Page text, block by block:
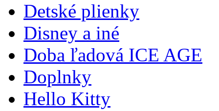
Detské plienky
Disney a iné
Doba ľadová ICE AGE
Doplnky
Hello Kitty